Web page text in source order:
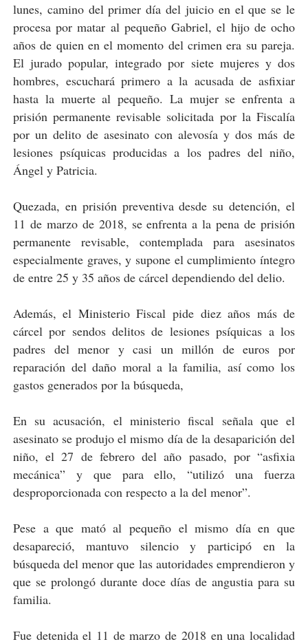
lunes, camino del primer día del juicio en el que se le
procesa por matar al pequeño Gabriel, el hijo de ocho
años de quien en el momento del crimen era su pareja.
El jurado popular, integrado por siete mujeres y dos
hombres, escuchará primero a la acusada de asfixiar
hasta la muerte al pequeño. La mujer se enfrenta a
prisión permanente revisable solicitada por la Fiscalía
por un delito de asesinato con alevosía y dos más de
lesiones psíquicas producidas a los padres del niño,
Ángel y Patricia.
Quezada, en prisión preventiva desde su detención, el
11 de marzo de 2018, se enfrenta a la pena de prisión
permanente revisable, contemplada para asesinatos
especialmente graves, y supone el cumplimiento íntegro
de entre 25 y 35 años de cárcel dependiendo del delio.
Además, el Ministerio Fiscal pide diez años más de
cárcel por sendos delitos de lesiones psíquicas a los
padres del menor y casi un millón de euros por
reparación del daño moral a la familia, así como los
gastos generados por la búsqueda,
En su acusación, el ministerio fiscal señala que el
asesinato se produjo el mismo día de la desaparición del
niño, el 27 de febrero del año pasado, por “asfixia
mecánica” y que para ello, “utilizó una fuerza
desproporcionada con respecto a la del menor”.
Pese a que mató al pequeño el mismo día en que
desapareció, mantuvo silencio y participó en la
búsqueda del menor que las autoridades emprendieron y
que se prolongó durante doce días de angustia para su
familia.
Fue detenida el 11 de marzo de 2018 en una localidad